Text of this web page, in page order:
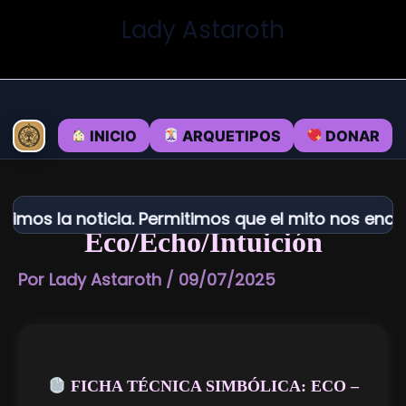
Lady Astaroth
INICIO ARQUETIPOS DONAR
la noticia. Permitimos que el mito nos
Eco/Echo/Intuición
Por Lady Astaroth / 09/07/2025
FICHA TÉCNICA SIMBÓLICA: ECO –